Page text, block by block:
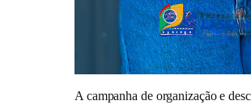
A campanha de organização e